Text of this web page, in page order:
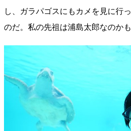
し、ガラパゴスにもカメを見に行
のだ。私の先祖は浦島太郎なのかも